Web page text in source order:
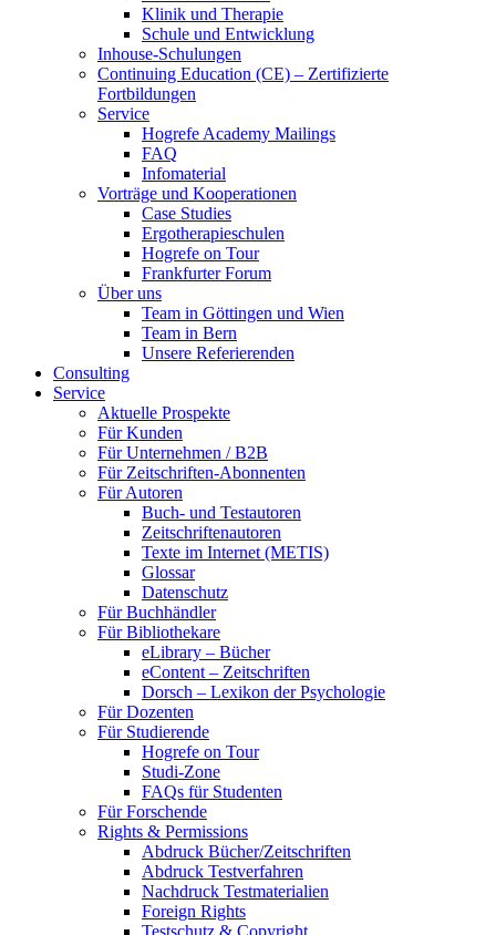
Klinik und Therapie
Schule und Entwicklung
Inhouse-Schulungen
Continuing Education (CE) – Zertifizierte
Fortbildungen
Service
Hogrefe Academy Mailings
FAQ
Infomaterial
Vorträge und Kooperationen
Case Studies
Ergotherapieschulen
Hogrefe on Tour
Frankfurter Forum
Über uns
Team in Göttingen und Wien
Team in Bern
Unsere Referierenden
Consulting
Service
Aktuelle Prospekte
Für Kunden
Für Unternehmen / B2B
Für Zeitschriften-Abonnenten
Für Autoren
Buch- und Testautoren
Zeitschriftenautoren
Texte im Internet (METIS)
Glossar
Datenschutz
Für Buchhändler
Für Bibliothekare
eLibrary – Bücher
eContent – Zeitschriften
Dorsch – Lexikon der Psychologie
Für Dozenten
Für Studierende
Hogrefe on Tour
Studi-Zone
FAQs für Studenten
Für Forschende
Rights & Permissions
Abdruck Bücher/Zeitschriften
Abdruck Testverfahren
Nachdruck Testmaterialien
Foreign Rights
Testschutz & Copyright